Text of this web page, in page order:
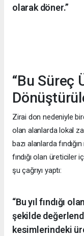
olarak döner.”
“Bu Süreç
Zirai don nedeniyle
olan alanlarda lokal
bazı alanlarda
fındığı olan üreticiler
şu çağrıyı yaptı:
“Bu yıl fındığı
şekilde
kesimlerindeki